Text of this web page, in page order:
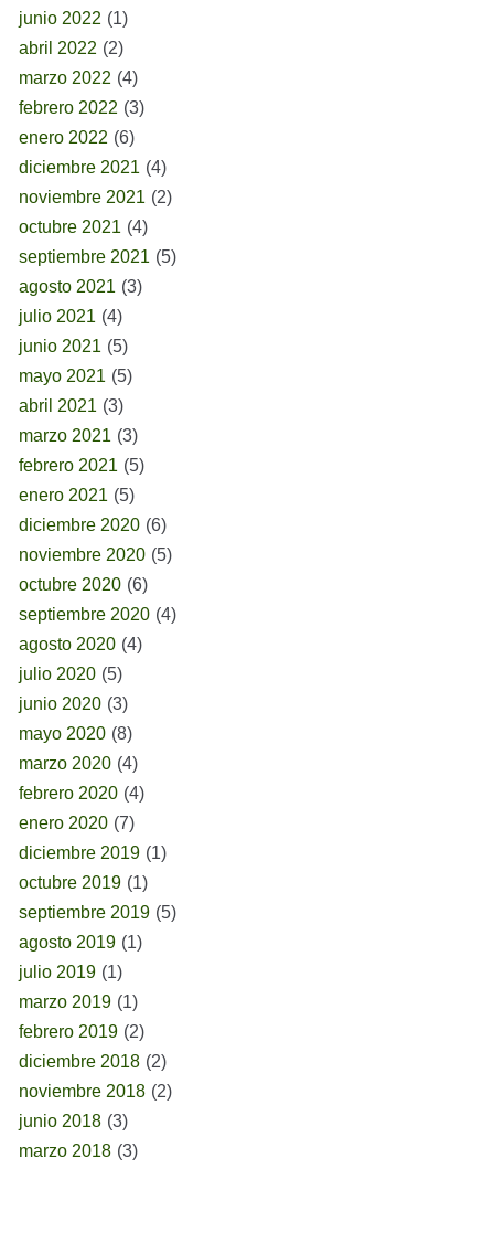
junio 2022 (1)
abril 2022 (2)
marzo 2022 (4)
febrero 2022 (3)
enero 2022 (6)
diciembre 2021 (4)
noviembre 2021 (2)
octubre 2021 (4)
septiembre 2021 (5)
agosto 2021 (3)
julio 2021 (4)
junio 2021 (5)
mayo 2021 (5)
abril 2021 (3)
marzo 2021 (3)
febrero 2021 (5)
enero 2021 (5)
diciembre 2020 (6)
noviembre 2020 (5)
octubre 2020 (6)
septiembre 2020 (4)
agosto 2020 (4)
julio 2020 (5)
junio 2020 (3)
mayo 2020 (8)
marzo 2020 (4)
febrero 2020 (4)
enero 2020 (7)
diciembre 2019 (1)
octubre 2019 (1)
septiembre 2019 (5)
agosto 2019 (1)
julio 2019 (1)
marzo 2019 (1)
febrero 2019 (2)
diciembre 2018 (2)
noviembre 2018 (2)
junio 2018 (3)
marzo 2018 (3)